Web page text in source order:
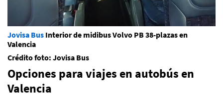
Jovisa Bus Interior de midibus Volvo PB 38-plazas en
Valencia
Crédito foto: Jovisa Bus
Opciones para viajes en autobús en
Valencia